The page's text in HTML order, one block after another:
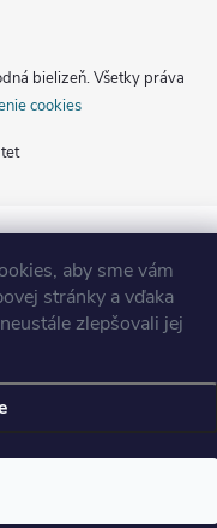
aby sme vám
stránky a vďaka
zlepšovali jej
bielizeň. Všetky práva
cookies